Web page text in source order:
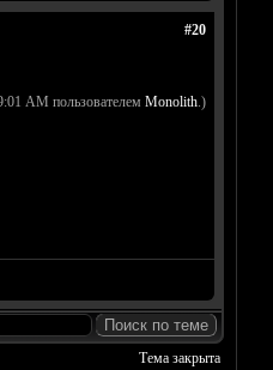
#20
AM пользователем Monolith.)
Тема закрыта